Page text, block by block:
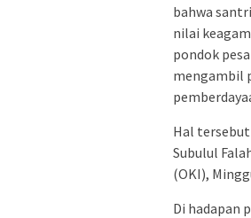
bahwa
nilai
pondok
mengambil
Hal
Subulul
(OKI),
Di hadapan